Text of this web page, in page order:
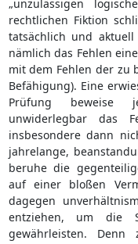
„unzulässigen
rechtlichen Fiktion
tatsächlich und
nämlich das Fehlen
mit dem Fehlen der zu
Befähigung). Eine
Prüfung beweise
unwiderlegbar das
insbesondere dann
jahrelange,
beruhe die
auf einer bloßen
dagegen
entziehen, um die
gewährleisten.